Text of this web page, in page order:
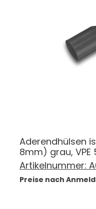
Aderendhülsen
8mm) grau, VPE
Artikelnummer:
Preise nach